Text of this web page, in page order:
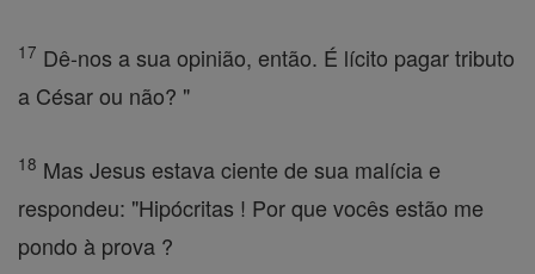
17 Dê-nos a sua opinião, então. É lícito pagar tributo
a César ou não? "
18 Mas Jesus estava ciente de sua malícia e
respondeu: "Hipócritas ! Por que vocês estão me
pondo à prova ?